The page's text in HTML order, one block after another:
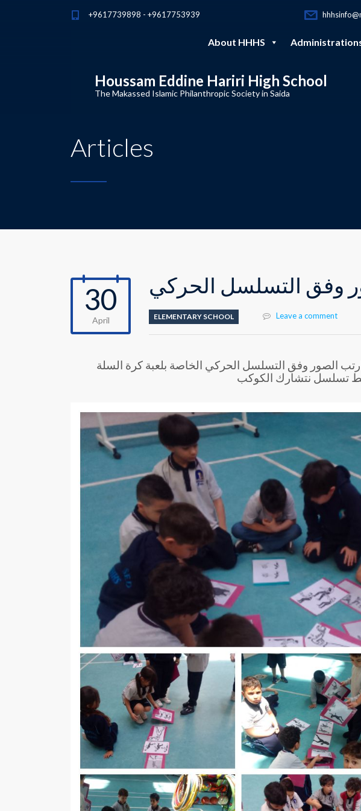
+9617739898 - +9617753939
About HHHS
Houssam Eddine Hariri High School
The Makassed Islamic Philanthropic Society in Saida
Articles
30
April
وفق التسلسل الحركي
ELEMENTARY SCHOOL Leave a comment
الصور وفق التسلسل الحركي الخاصة بلعبة كرة السلة
تسلسل نتشارك الكوكب